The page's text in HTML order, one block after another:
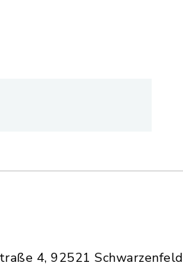
4, 92521 Schwarzenfeld